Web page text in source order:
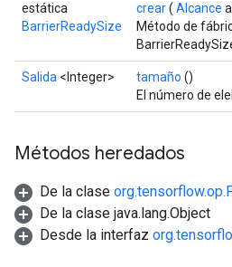
estática
BarrierReadySize
crear( Alcance
Método de
Salida <Integer> tamaño ()
El número de
Métodos heredados
De la clase
De la clase java.lang.Object
Desde la interfaz